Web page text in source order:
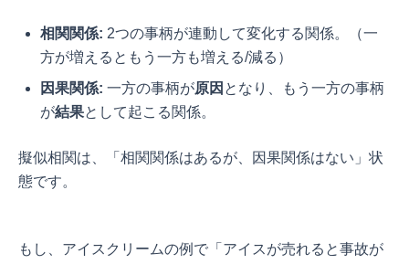
相関関係: 2つの事柄が連動して変化する関係。（一
方が増えるともう一方も増える/減る）
因果関係: 一方の事柄が原因 となり、もう一方の事柄
が結果として起こる関係。
擬似相関は、「相関関係はあるが、因果関係はない」状
態です。
もし、アイスクリームの例で「アイスが売れると事故が